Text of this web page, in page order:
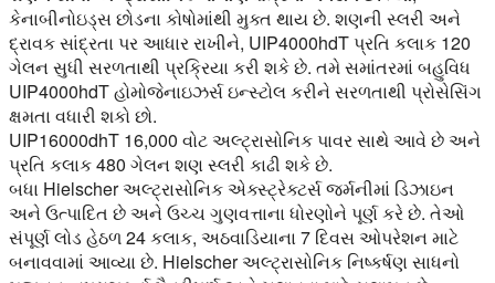
કેનાબીનોઇડ્સ છોડના કોષોમાંથી મુક્ત થાય છે. શણની સ્લરી અને
દ્રાવક સાંદ્રતા પર આધાર રાખીને, UIP4000hdT પ્રતિ કલાક 120
ગેલન સુધી સરળતાથી પ્રક્રિયા કરી શકે છે. તમે સમાંતરમાં બહુવિધ
UIP4000hdT હોમોજેનાઇઝર્સ ઇન્સ્ટોલ કરીને સરળતાથી પ્રોસેસિંગ
ક્ષમતા વધારી શકો છો.
UIP16000dhT 16,000 વોટ અલ્ટ્રાસોનિક પાવર સાથે આવે છે અને
પ્રતિ કલાક 480 ગેલન શણ સ્લરી કાઢી શકે છે.
બધા Hielscher અલ્ટ્રાસોનિક એક્સ્ટ્રેક્ટર્સ જર્મનીમાં ડિઝાઇન
અને ઉત્પાદિત છે અને ઉચ્ચ ગુણવત્તાના ધોરણોને પૂર્ણ કરે છે. તેઓ
સંપૂર્ણ લોડ હેઠળ 24 કલાક, અઠવાડિયાના 7 દિવસ ઓપરેશન માટે
બનાવવામાં આવ્યા છે. Hielscher અલ્ટ્રાસોનિક નિષ્કર્ષણ સાધનો